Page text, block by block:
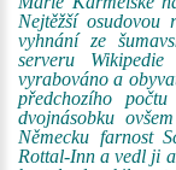
Nejtěžší
vyhnání ze
serveru
vyrabováno a
předchozího
dvojnásobku
Německu farnost
Rottal-Inn a vedl ji